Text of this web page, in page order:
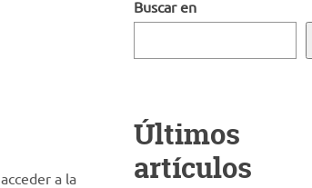
a la
Buscar en
Últimos
artículos